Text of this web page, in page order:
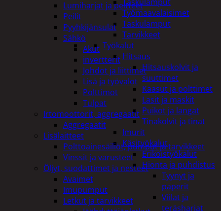
Työmaavalaisimet
Taskulamput
Tarvikkeet
Työkalut
Hitsaus
Hitsauskolvit ja
suuttimet
Kaasut ja polttimet
Lasit ja maskit
Puikot ja langat
Tinakolvit ja tinat
Imurit
Käsityökalut
Erikoistyökalut
Hionta ja puhdistus
Tyynyt ja
paperit
Viilat ja
teräsharjat
Lumiharjat ja peitteet
Peilit
Pyyhkijänsulat
Sähkö
Akut
invertterit
Johdot ja liittimet
Lisä ja työvalot
Polttimot
Tulpat
Irtomoottorit, aggregaatit
Aggregaatit
Lisälaitteet
Polttoainesäiliöt, pumput ja tarvikkeet
Vinssit ja varusteet
Öljyt, suodattimet ja nesteet
Avaimet
Imupumput
Letkut ja tarvikkeet